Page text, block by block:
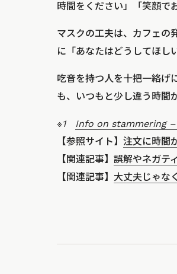
時間をください」「笑顔で
マスクの工夫は、カフェの
に「あなたはどうしてほし
吃音を持つ人を十把一絡げ
も、いつもと少し違う時間
※1 Info on stammering
【参照サイト】 注文に時間
【関連記事】 誤解やネガテ
【関連記事】 大丈夫じゃな